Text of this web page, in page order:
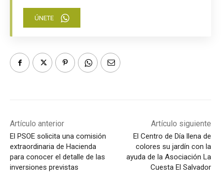
ÚNETE
Artículo anterior
El PSOE solicita una comisión
extraordinaria de Hacienda
para conocer el detalle de las
inversiones previstas
Artículo siguiente
El Centro de Día llena de
colores su jardín con la
ayuda de la Asociación La
Cuesta El Salvador